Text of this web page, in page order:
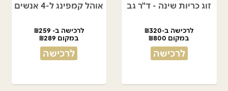
זוג כריות שינה - ד"ר גב
לרכישה ב-₪320
במקום ₪800
לרכישה
אוהל קמפינג ל-4 אנשים
לרכישה ב- ₪259
במקום ₪289
לרכישה